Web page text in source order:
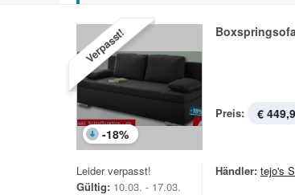
Verpasst!
-18%
Preis: €
Leider verpasst!
Gültig: 10.03. - 17.03.
Händler: tejo's